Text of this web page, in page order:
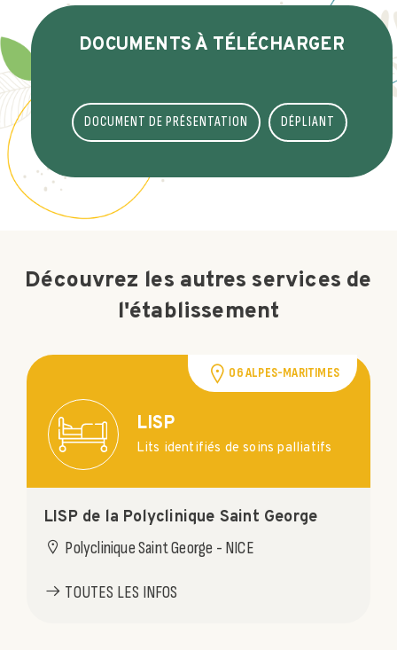
DOCUMENTS À TÉLÉCHARGER
DOCUMENT DE PRÉSENTATION DÉPLIANT
Découvrez les autres services de
l'établissement
06 ALPES-MARITIMES
LISP
Lits identifiés de soins palliatifs
LISP de la Polyclinique Saint George
Polyclinique Saint George - NICE
TOUTES LES INFOS